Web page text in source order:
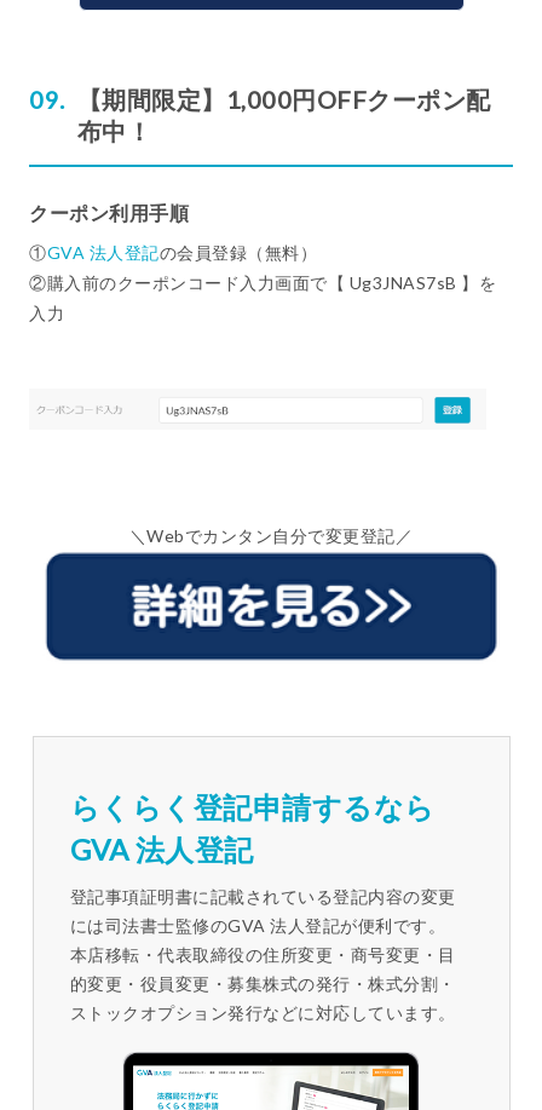
【期間限定】1,000円OFFクーポン配
布中！
クーポン利用手順
①GVA 法人登記の会員登録（無料）
②購入前のクーポンコード入力画面で【 Ug3JNAS7sB 】を
入力
＼Webでカンタン自分で変更登記／
らくらく登記申請するなら
GVA 法人登記
登記事項証明書に記載されている登記内容の変更
には司法書士監修のGVA 法人登記が便利です。
本店移転・代表取締役の住所変更・商号変更・目
的変更・役員変更・募集株式の発行・株式分割・
ストックオプション発行などに対応しています。